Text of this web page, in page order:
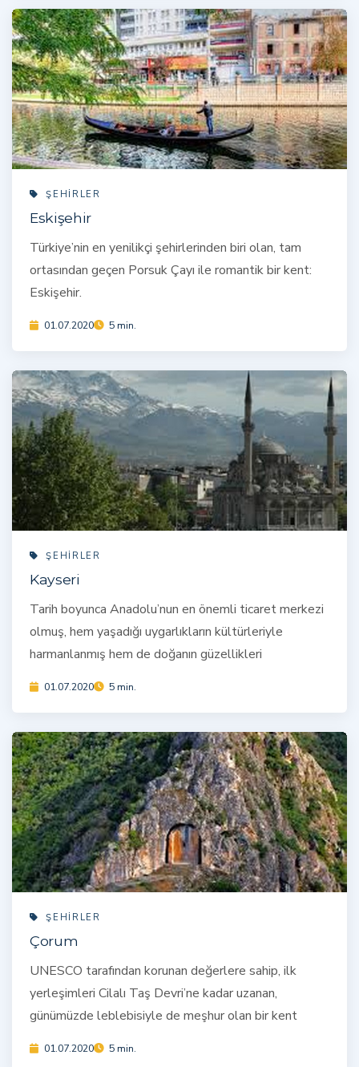
ŞEHIRLER
Eskişehir
Türkiye’nin en yenilikçi şehirlerinden biri olan, tam
ortasından geçen Porsuk Çayı ile romantik bir kent:
Eskişehir.
01.07.2020 5 min.
ŞEHIRLER
Kayseri
Tarih boyunca Anadolu’nun en önemli ticaret merkezi
olmuş, hem yaşadığı uygarlıkların kültürleriyle
harmanlanmış hem de doğanın güzellikleri
01.07.2020 5 min.
ŞEHIRLER
Çorum
UNESCO tarafından korunan değerlere sahip, ilk
yerleşimleri Cilalı Taş Devri’ne kadar uzanan,
günümüzde leblebisiyle de meşhur olan bir kent
01.07.2020 5 min.